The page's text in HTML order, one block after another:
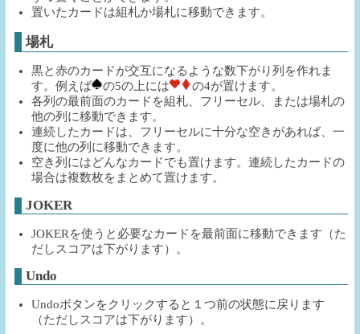
置いたカードは組札か場札に移動できます。
場札
黒と赤のカードが交互になるような数下がり列を作れま
す。例えば
の5の上には
の4が置けます。
各列の最前面のカードを組札、フリーセル、または場札の
他の列に移動できます。
連続したカードは、フリーセルに十分な空きがあれば、一
度に他の列に移動できます。
空き列にはどんなカードでも置けます。連続したカードの
場合は複数枚をまとめて置けます。
JOKER
JOKERを使うと必要なカードを最前面に移動できます（た
だしスコアは下がります）。
Undo
Undoボタンをクリックすると１つ前の状態に戻ります
（ただしスコアは下がります）。